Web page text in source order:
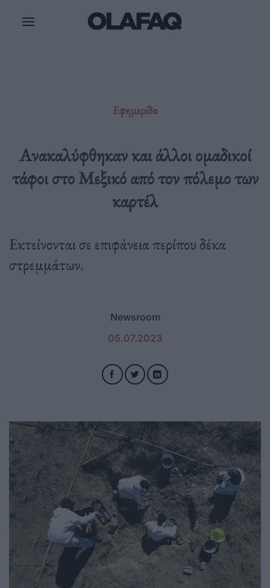
Εφημερίδα
Ανακαλύφθηκαν και άλλοι ομαδικοί
τάφοι στο Μεξικό από τον πόλεμο των
καρτέλ
Εκτείνονται σε επιφάνεια περίπου δέκα
στρεμμάτων.
Newsroom
05.07.2023